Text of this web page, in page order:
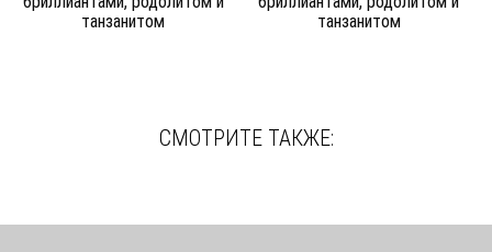
танзанитом
танзанитом
СМОТРИТЕ ТАКЖЕ: